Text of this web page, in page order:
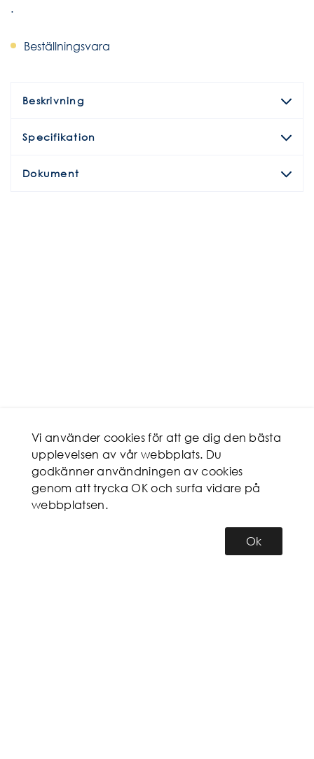
.
Beställningsvara
Beskrivning
Specifikation
Dokument
Vi använder cookies för att ge dig den bästa
upplevelsen av vår webbplats. Du
godkänner användningen av cookies
genom att trycka OK och surfa vidare på
webbplatsen.
Ok